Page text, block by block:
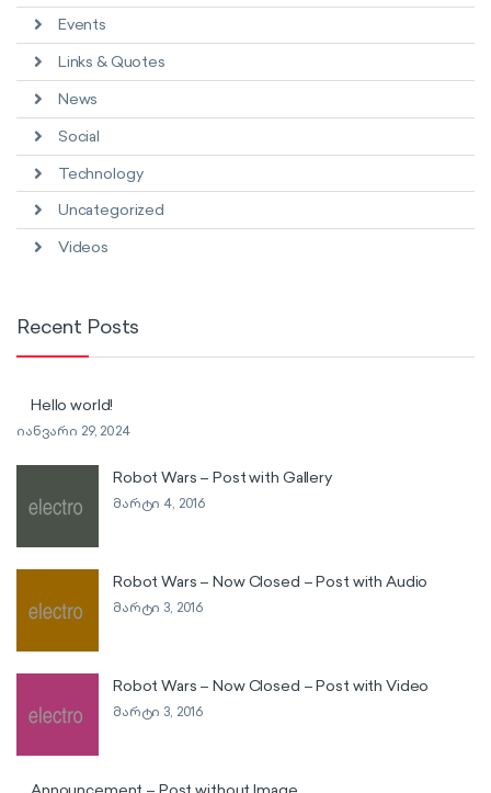
Events
Links & Quotes
News
Social
Technology
Uncategorized
Videos
Recent Posts
Hello world!
იანვარი 29, 2024
Robot Wars – Post with Gallery
მარტი 4, 2016
Robot Wars – Now Closed – Post with Audio
მარტი 3, 2016
Robot Wars – Now Closed – Post with Video
მარტი 3, 2016